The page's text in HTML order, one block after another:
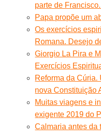
parte de
Papa propõe um
Os exercícios
Romana. Desejo
Giorgio La Pira e
Exercícios
Reforma da Cúria.
nova Constituição
Muitas viagens e
exigente 2019 do
Calmaria antes da